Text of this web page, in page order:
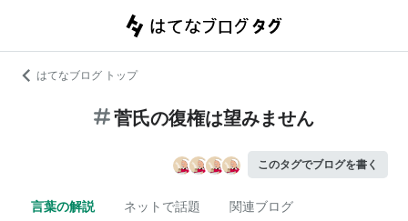
はてなブログ トップ
菅氏の復権は望みません
このタグでブログを書く
言葉の解説 ネットで話題 関連ブログ